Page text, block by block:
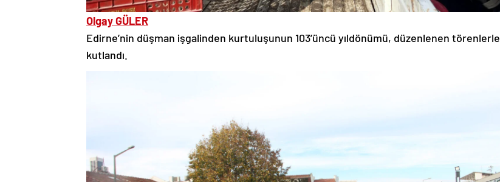
Olgay GÜLER
Edirne’nin düşman işgalinden kurtuluşunun 103’üncü yıldönümü, düzenlenen törenlerle
kutlandı.